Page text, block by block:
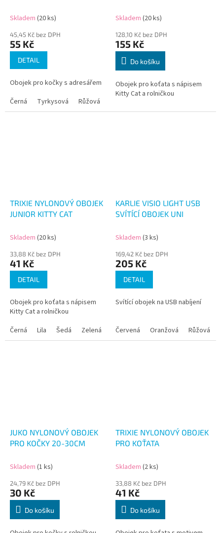
Skladem (20 ks)
45,45 Kč bez DPH
55 Kč
DETAIL
Obojek pro kočky s adresářem
Černá
Tyrkysová Růžová
Skladem (20 ks)
128,10 Kč bez DPH
155 Kč
Do košíku
Obojek pro koťata s nápisem
Kitty Cat a rolničkou
TRIXIE NYLONOVÝ OBOJEK
JUNIOR KITTY CAT
Skladem (20 ks)
33,88 Kč bez DPH
41 Kč
DETAIL
Obojek pro koťata s nápisem
Kitty Cat a rolničkou
Černá
Lila Šedá Zelená
KARLIE VISIO LIGHT USB
SVÍTÍCÍ OBOJEK UNI
Skladem (3 ks)
169,42 Kč bez DPH
205 Kč
DETAIL
Svítící obojek na USB nabíjení
Červená Oranžová Růžová
JUKO NYLONOVÝ OBOJEK
PRO KOČKY 20-30CM
Skladem (1 ks)
24,79 Kč bez DPH
30 Kč
Do košíku
TRIXIE NYLONOVÝ OBOJEK
PRO KOŤATA
Skladem (2 ks)
33,88 Kč bez DPH
41 Kč
Do košíku